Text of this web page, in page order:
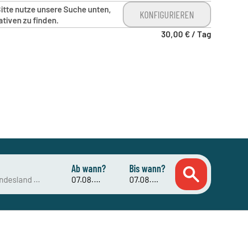
nutze unsere Suche unten,
zu finden.
KONFIGURIEREN
30,00 € / Tag
Ab wann? Bis wann?